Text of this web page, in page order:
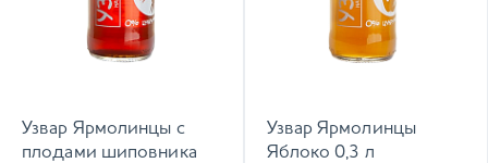
Узвар Ярмолинцы с
плодами шиповника
Узвар Ярмолинцы
Яблоко 0,3 л